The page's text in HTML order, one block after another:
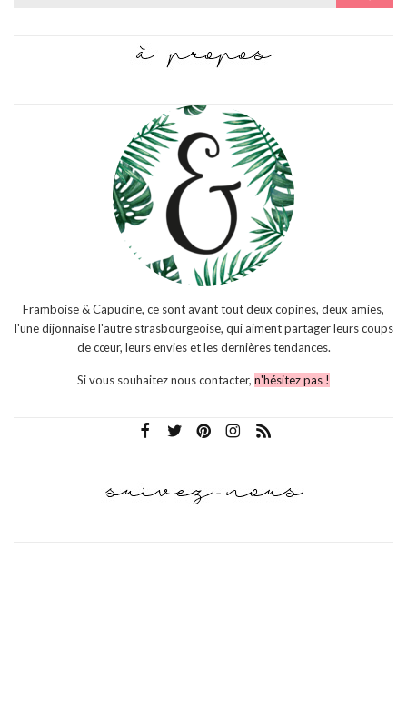
Framboise & Capucine, ce sont avant tout deux copines, deux amies,
l'une dijonnaise l'autre strasbourgeoise, qui aiment partager leurs coups
de cœur, leurs envies et les dernières tendances.
Si vous souhaitez nous contacter, n'hésitez pas !